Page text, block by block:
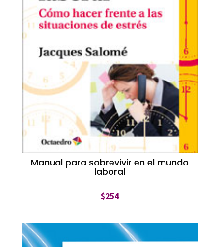
Manual para sobrevivir en el mundo
laboral
$254